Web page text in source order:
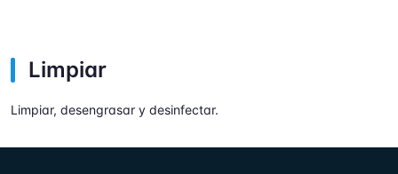
Limpiar
Limpiar, desengrasar y desinfectar.